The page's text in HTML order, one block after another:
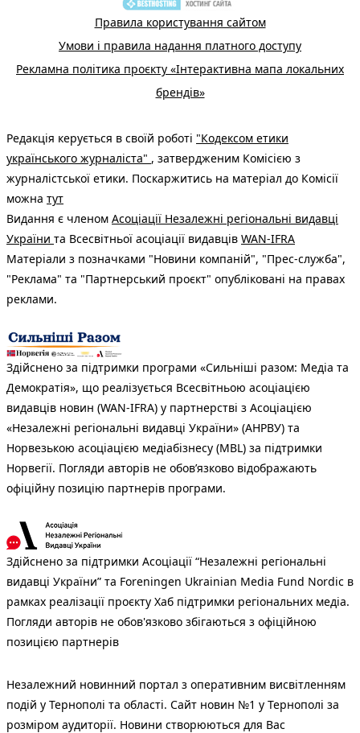
Правила користування сайтом
Умови і правила надання платного доступу
Рекламна політика проєкту «Інтерактивна мапа локальних
брендів»
Редакція керується в своїй роботі "Кодексом етики
українського журналіста" , затвердженим Комісією з
журналістської етики. Поскаржитись на матеріал до Комісії
можна тут
Видання є членом Асоціації Незалежні регіональні видавці
України та Всесвітньої асоціації видавців WAN-IFRA
Матеріали з позначками "Новини компаній", "Прес-служба",
"Реклама" та "Партнерський проєкт" опубліковані на правах
реклами.
Здійснено за підтримки програми «Сильніші разом: Медіа та
Демократія», що реалізується Всесвітньою асоціацією
видавців новин (WAN-IFRA) у партнерстві з Асоціацією
«Незалежні регіональні видавці України» (АНРВУ) та
Норвезькою асоціацією медіабізнесу (MBL) за підтримки
Норвегії. Погляди авторів не обов’язково відображають
офіційну позицію партнерів програми.
Здійснено за підтримки Асоціації “Незалежні регіональні
видавці України” та Foreningen Ukrainian Media Fund Nordic в
рамках реалізації проєкту Хаб підтримки регіональних медіа.
Погляди авторів не обов'язково збігаються з офіційною
позицією партнерів
Незалежний новинний портал з оперативним висвітленням
подій у Тернополі та області. Сайт новин №1 у Тернополі за
розміром аудиторії. Новини створюються для Вас